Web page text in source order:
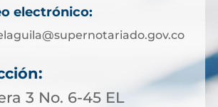
electrónico:
3 No. 6-45 EL